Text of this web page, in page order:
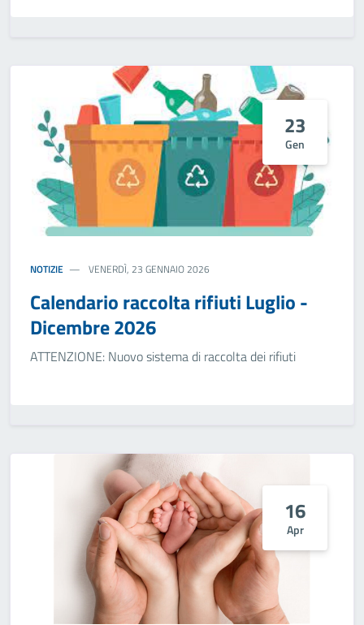
23
Gen
NOTIZIE VENERDÌ, 23 GENNAIO 2026
Calendario raccolta rifiuti Luglio -
Dicembre 2026
ATTENZIONE: Nuovo sistema di raccolta dei rifiuti
16
Apr